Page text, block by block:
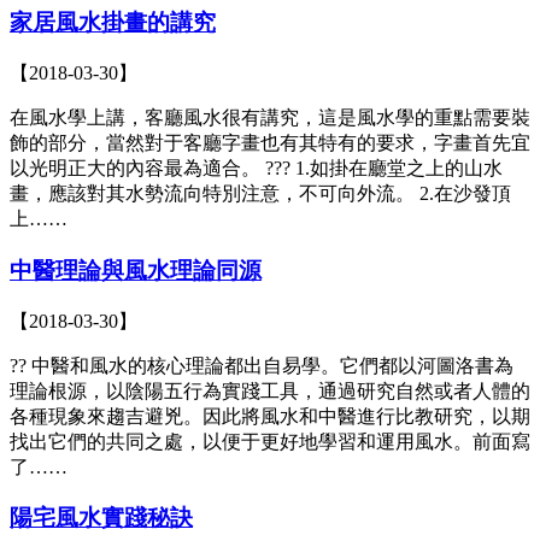
家居風水掛畫的講究
【2018-03-30】
在風水學上講，客廳風水很有講究，這是風水學的重點需要裝
飾的部分，當然對于客廳字畫也有其特有的要求，字畫首先宜
以光明正大的內容最為適合。 ??? 1.如掛在廳堂之上的山水
畫，應該對其水勢流向特別注意，不可向外流。 2.在沙發頂
上……
中醫理論與風水理論同源
【2018-03-30】
?? 中醫和風水的核心理論都出自易學。它們都以河圖洛書為
理論根源，以陰陽五行為實踐工具，通過研究自然或者人體的
各種現象來趨吉避兇。因此將風水和中醫進行比教研究，以期
找出它們的共同之處，以便于更好地學習和運用風水。前面寫
了……
陽宅風水實踐秘訣